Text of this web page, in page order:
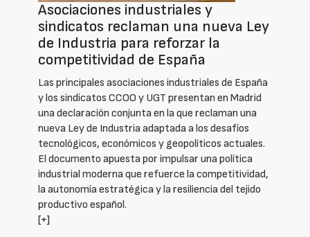
Asociaciones industriales y
sindicatos reclaman una nueva Ley
de Industria para reforzar la
competitividad de España
Las principales asociaciones industriales de España
y los sindicatos CCOO y UGT presentan en Madrid
una declaración conjunta en la que reclaman una
nueva Ley de Industria adaptada a los desafíos
tecnológicos, económicos y geopolíticos actuales.
El documento apuesta por impulsar una política
industrial moderna que refuerce la competitividad,
la autonomía estratégica y la resiliencia del tejido
productivo español.
[+]